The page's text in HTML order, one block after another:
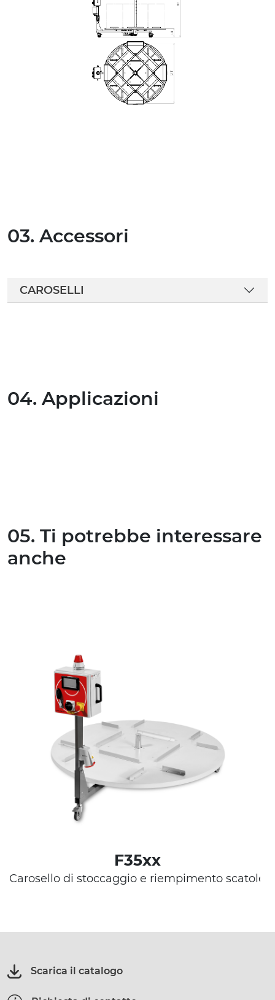
03. Accessori
CAROSELLI
04. Applicazioni
05. Ti potrebbe interessare
anche
F35xx
Carosello di stoccaggio e riempimento scatole
Scarica il catalogo